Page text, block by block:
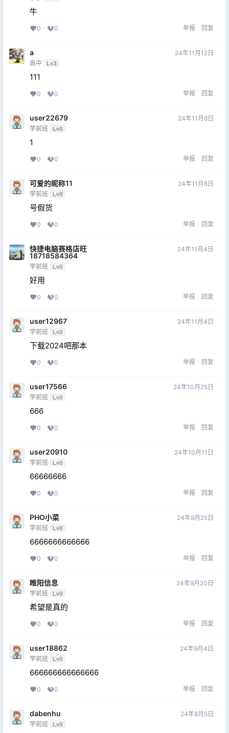
牛
0 0 举报 回复
a
高中 Lv3
24年11月12日
111
0 0 举报 回复
user22679
学前班 Lv0
24年11月8日
1
0 0 举报 回复
可爱的昵称11
学前班 Lv0
24年11月8日
号假货
0 0 举报 回复
快捷电脑赛格店旺
18718584364
学前班 Lv0
24年11月4日
好用
0 0 举报 回复
user12967
学前班 Lv0
24年11月4日
下载2024吧那本
0 0 举报 回复
user17566
学前班 Lv0
24年10月25日
666
0 0 举报 回复
user20910
学前班 Lv0
24年10月11日
66666666
0 0 举报 回复
PHO小菜
学前班 Lv0
24年9月25日
6666666666666
0 0 举报 回复
睢阳信息
学前班 Lv0
24年9月20日
希望是真的
0 0 举报 回复
user18862
学前班 Lv0
24年9月4日
666666666666666
0 0 举报 回复
dabenhu
学前班 Lv0
24年8月5日